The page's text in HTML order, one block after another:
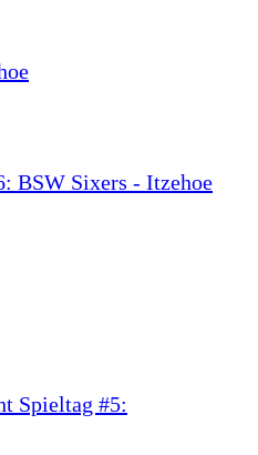
BSW Sixers - Itzehoe
Spieltag #5: